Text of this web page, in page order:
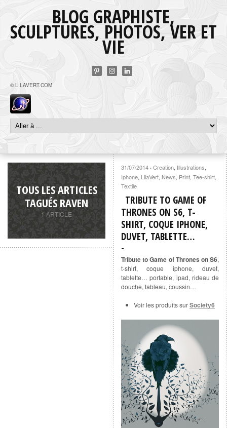
BLOG GRAPHISTE,
SCULPTURES, PHOTOS, VER ET
VIE
© LILAVERT.COM
TOUS LES ARTICLES
TAGUÉS RAVEN
1 ARTICLE
31/07/2014 · Creation, Illustrations,
Iphone, LilaVert, News, Print, Tee-shirt,
Textile
TRIBUTE TO GAME OF
THRONES ON S6, T-
SHIRT, COQUE IPHONE,
DUVET, TABLETTE…
Tribute to Game of Thrones on S6,
t-shirt, coque iphone, duvet,
tablette… portable, ipad, rideau de
douche, tableau, coussin…
Voir les produits surSociety6